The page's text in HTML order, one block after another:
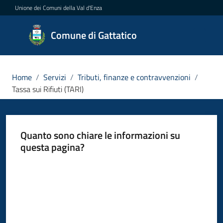
Vai al contenuto
Vai alla navigazione
Vai al footer
Unione dei Comuni della Val d'Enza
Comune di Gattatico
Comune
di
Novità
Home / Servizi / Tributi, finanze e contravvenzioni /
Tassa sui Rifiuti (TARI)
Quanto sono chiare le informazioni su
questa pagina?